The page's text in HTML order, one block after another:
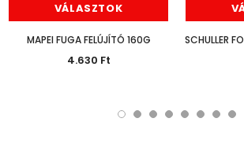
VÁLASZTOK
MAPEI FUGA FELÚJÍTÓ 160G
4.630 Ft